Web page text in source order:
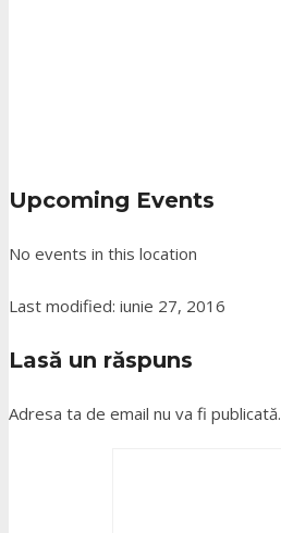
Upcoming Events
No events in this location
Last modified: iunie 27, 2016
Lasă un răspuns
Adresa ta de email nu va fi publicată.